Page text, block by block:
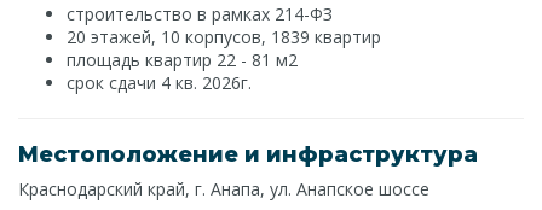
строительство в рамках 214-ФЗ
20 этажей, 10 корпусов, 1839 квартир
площадь квартир 22 - 81 м2
срок сдачи 4 кв. 2026г.
Местоположение и инфраструктура
Краснодарский край, г. Анапа, ул. Анапское шоссе